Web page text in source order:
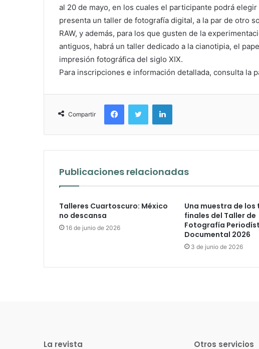
al 20 de mayo, en los cuales el participante podrá
presenta un taller de fotografía digital, a la par de otro
RAW, y además, para los que gusten de la
antiguos, habrá un taller dedicado a la cianotipia, el
impresión fotográfica del siglo XIX.
Para inscripciones e información detallada, consulta la
Compartir
FacebookTwitter LinkedIn
Publicaciones relacionadas
Talleres Cuartoscuro: México
no descansa
16 de junio de 2026
Una muestra de
finales del Taller de
Fotografía
Documental 2026
3 de junio de 2026
La revista Otros servicios